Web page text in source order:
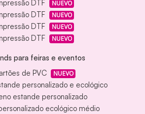
DTF NUEVO
DTF NUEVO
DTF NUEVO
DTF NUEVO
para feiras e eventos
de PVC
NUEVO
personalizado e ecológico
estande personalizado
ecológico médio